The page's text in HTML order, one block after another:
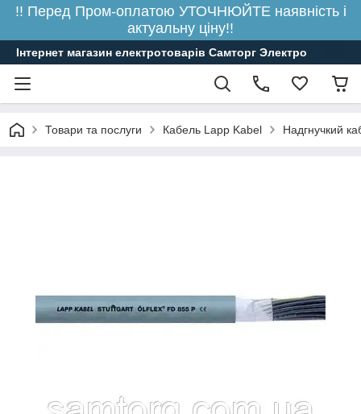
!! Перед Пром-оплатою УТОЧНЮЙТЕ наявність і
актуальну ціну!!
Інтернет магазин електротоварів Самторг Электро
Товари та послуги Кабель Lapp Kabel Надгнучкий